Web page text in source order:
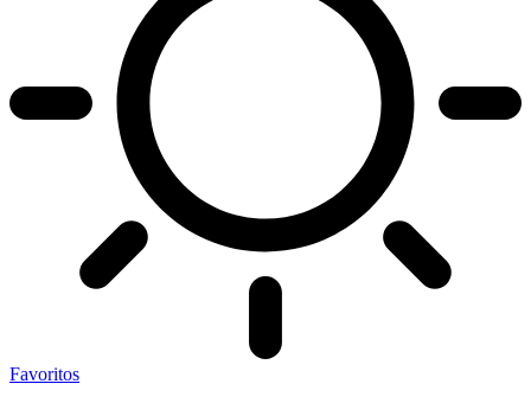
Favoritos